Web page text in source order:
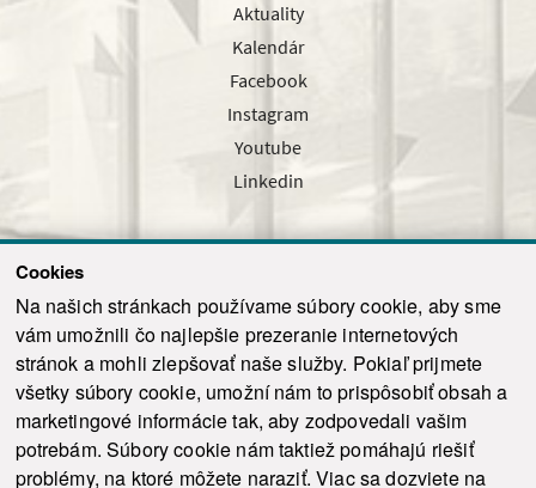
Cookies
Na našich stránkach používame súbory cookie, aby sme
vám umožnili čo najlepšie prezeranie internetových
stránok a mohli zlepšovať naše služby. Pokiaľ prijmete
všetky súbory cookie, umožní nám to prispôsobiť obsah a
marketingové informácie tak, aby zodpovedali vašim
potrebám. Súbory cookie nám taktiež pomáhajú riešiť
problémy, na ktoré môžete naraziť. Viac sa dozviete na
Aktuality
Kalendár
Facebook
Instagram
Youtube
Linkedin
Odoslať